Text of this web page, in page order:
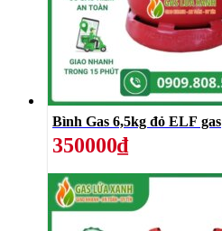
Bình Gas 6,5kg đỏ ELF gas
350000₫